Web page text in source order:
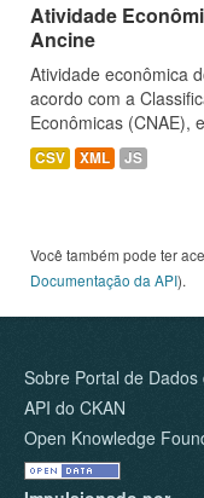
Atividade
Ancine
Atividade econômica
acordo com a
Econômicas (CNAE),
CSV XML JS
Você também pode ter
Documentação da API).
Sobre Portal de Dados
API do CKAN
Open Knowledge